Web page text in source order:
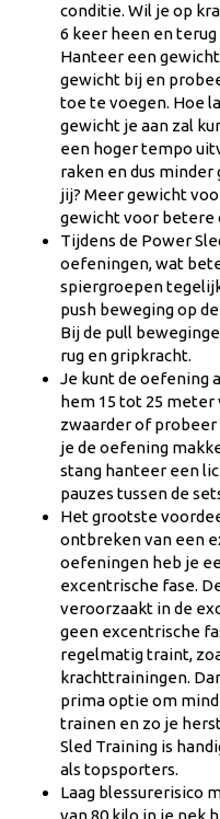
conditie. Wil je op
6 keer heen en
Hanteer een
gewicht bij en
toe te voegen. Hoe
gewicht je aan zal
een hoger tempo
raken en dus minder
jij? Meer gewicht
gewicht voor betere
Tijdens de Power
oefeningen, wat
spiergroepen
push beweging op
Bij de pull
rug en gripkracht.
Je kunt de oefening
hem 15 tot 25 meter
zwaarder of
je de oefening
stang hanteer een
pauzes tussen de
Het grootste
ontbreken van een
oefeningen heb je
excentrische fase.
veroorzaakt in de
geen excentrische
regelmatig traint,
krachttrainingen.
prima optie om
trainen en zo je
Sled Training is
als topsporters.
Laag blessurerisico